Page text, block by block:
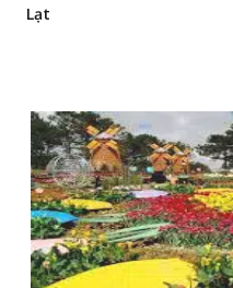
Lạt